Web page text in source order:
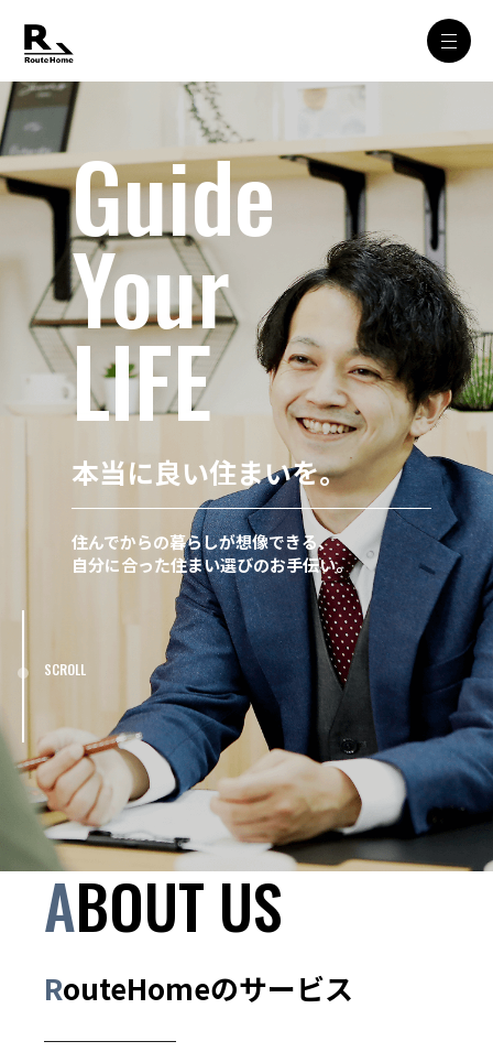
SCROLL
Guide
Your
LIFE
本当に良い住まいを。
住んでからの暮らしが想像できる、
自分に合った住まい選びのお手伝い。
ABOUT US
RouteHomeのサービス